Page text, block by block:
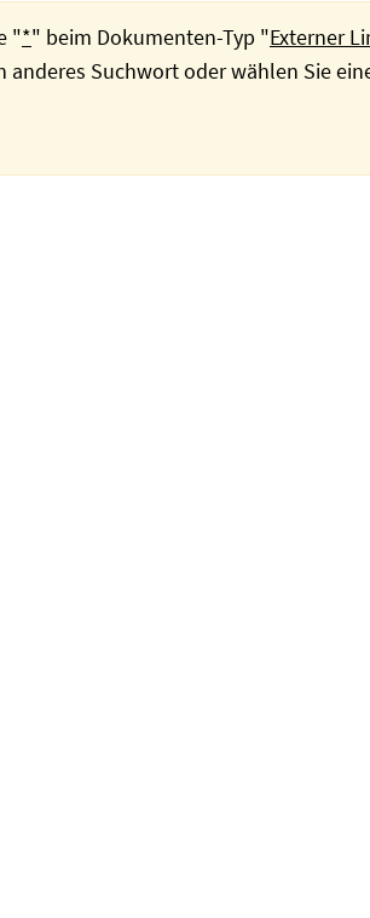
"*" beim Dokumenten-Typ "Externer
anderes Suchwort oder wählen Sie